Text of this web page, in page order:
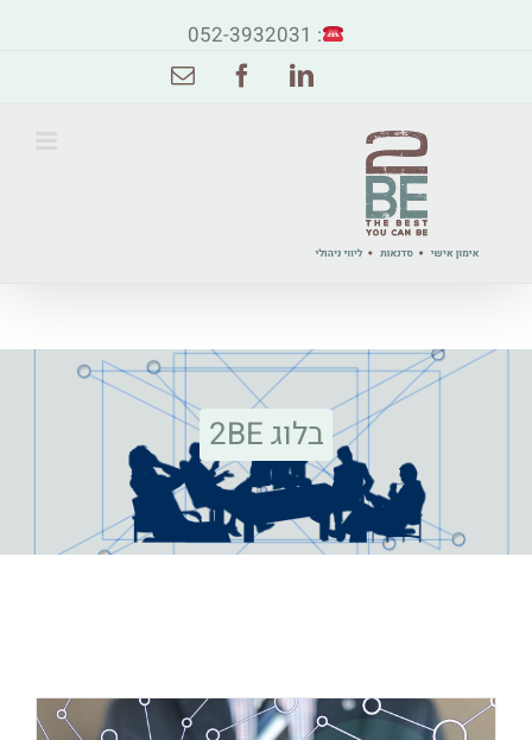
: 052-3932031
Linkedin
Facebook
Email
בלוג 2BE